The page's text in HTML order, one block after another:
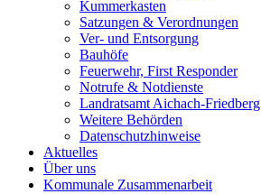
Kummerkasten
Satzungen & Verordnungen
Ver- und Entsorgung
Bauhöfe
Feuerwehr, First Responder
Notrufe & Notdienste
Landratsamt Aichach-Friedberg
Weitere Behörden
Datenschutzhinweise
Aktuelles
Über uns
Kommunale Zusammenarbeit